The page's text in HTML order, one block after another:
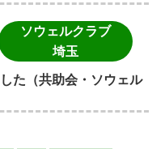
ソウェルクラブ
埼玉
た（共助会・ソウェル